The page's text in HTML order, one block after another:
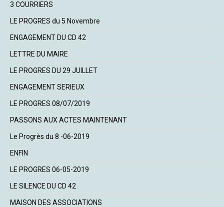
3 COURRIERS
LE PROGRES du 5 Novembre
ENGAGEMENT DU CD 42
LETTRE DU MAIRE
LE PROGRES DU 29 JUILLET
ENGAGEMENT SERIEUX
LE PROGRES 08/07/2019
PASSONS AUX ACTES MAINTENANT
Le Progrès du 8 -06-2019
ENFIN
LE PROGRES 06-05-2019
LE SILENCE DU CD 42
MAISON DES ASSOCIATIONS